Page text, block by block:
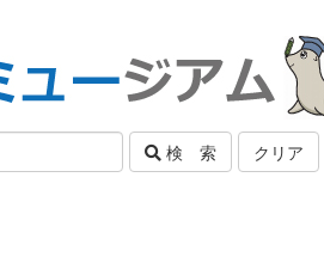
検 索 クリア